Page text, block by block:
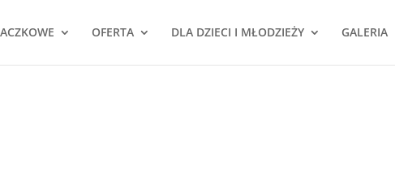
OFERTA DLA DZIECI I MŁODZIEŻY GALERIA